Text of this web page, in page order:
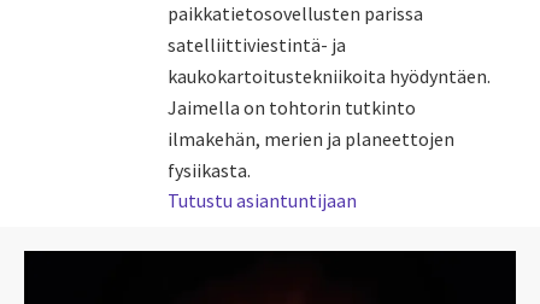
paikkatietosovellusten parissa
satelliittiviestintä- ja
kaukokartoitustekniikoita hyödyntäen.
Jaimella on tohtorin tutkinto
ilmakehän, merien ja planeettojen
fysiikasta.
Tutustu asiantuntijaan